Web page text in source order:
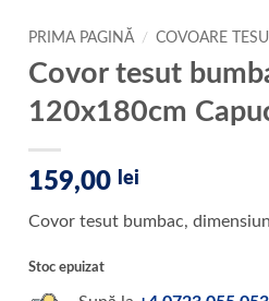
PRIMA PAGINĂ / COVOARE
Covor tesut
120x180cm
159,00 lei
Covor tesut bumbac,
Stoc epuizat